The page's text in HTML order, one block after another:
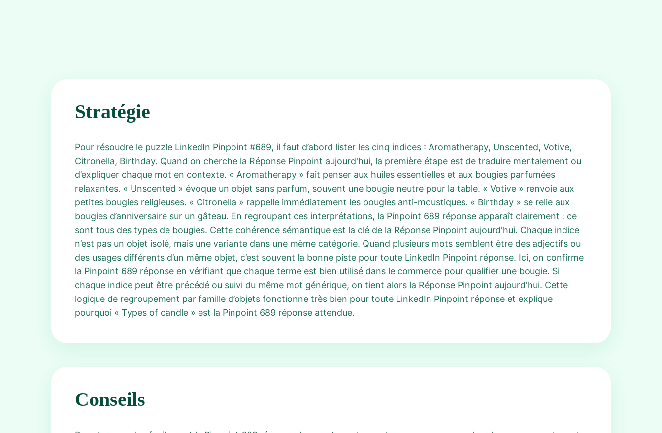
Stratégie
Pour résoudre le puzzle LinkedIn Pinpoint #689, il faut d’abord lister les cinq indices : Aromatherapy, Unscented, Votive,
Citronella, Birthday. Quand on cherche la Réponse Pinpoint aujourd'hui, la première étape est de traduire mentalement ou
d’expliquer chaque mot en contexte. « Aromatherapy » fait penser aux huiles essentielles et aux bougies parfumées
relaxantes. « Unscented » évoque un objet sans parfum, souvent une bougie neutre pour la table. « Votive » renvoie aux
petites bougies religieuses. « Citronella » rappelle immédiatement les bougies anti-moustiques. « Birthday » se relie aux
bougies d’anniversaire sur un gâteau. En regroupant ces interprétations, la Pinpoint 689 réponse apparaît clairement : ce
sont tous des types de bougies. Cette cohérence sémantique est la clé de la Réponse Pinpoint aujourd'hui. Chaque indice
n’est pas un objet isolé, mais une variante dans une même catégorie. Quand plusieurs mots semblent être des adjectifs ou
des usages différents d’un même objet, c’est souvent la bonne piste pour toute LinkedIn Pinpoint réponse. Ici, on confirme
la Pinpoint 689 réponse en vérifiant que chaque terme est bien utilisé dans le commerce pour qualifier une bougie. Si
chaque indice peut être précédé ou suivi du même mot générique, on tient alors la Réponse Pinpoint aujourd'hui. Cette
logique de regroupement par famille d’objets fonctionne très bien pour toute LinkedIn Pinpoint réponse et explique
pourquoi « Types of candle » est la Pinpoint 689 réponse attendue.
Conseils